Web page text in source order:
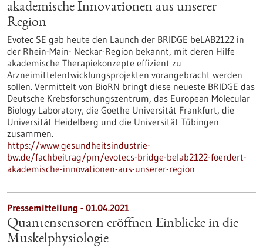
akademische Innovationen aus unserer
Region
Evotec SE gab heute den Launch der BRIDGE beLAB2122 in
der Rhein-Main- Neckar-Region bekannt, mit deren Hilfe
akademische Therapiekonzepte effizient zu
Arzneimittelentwicklungsprojekten vorangebracht werden
sollen. Vermittelt von BioRN bringt diese neueste BRIDGE das
Deutsche Krebsforschungszentrum, das European Molecular
Biology Laboratory, die Goethe Universität Frankfurt, die
Universität Heidelberg und die Universität Tübingen
zusammen.
https://www.gesundheitsindustrie-
bw.de/fachbeitrag/pm/evotecs-bridge-belab2122-foerdert-
akademische-innovationen-aus-unserer-region
Pressemitteilung - 01.04.2021
Quantensensoren eröffnen Einblicke in die
Muskelphysiologie